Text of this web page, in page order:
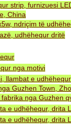
strip, furnizuesi
China
ndriçim të
udhëhequr dritë
nga motivi
llambat e
Guzhen Town,
nga Guzhen
e udhëhequr, drita
e udhëhequr, drita